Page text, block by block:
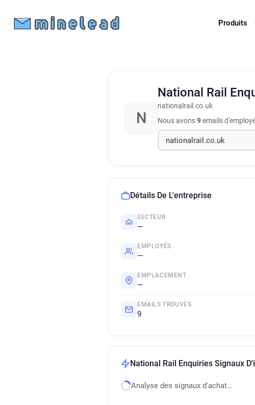
Produits
N
National Rail
nationalrail.co.uk
Nous avons9emails
Détails De L'entreprise
SECTEUR
—
EMPLOYÉS
—
EMPLACEMENT
—
EMAILS TROUVÉS
9
National Rail Enquiries Signaux
Analyse des signaux d'achat…